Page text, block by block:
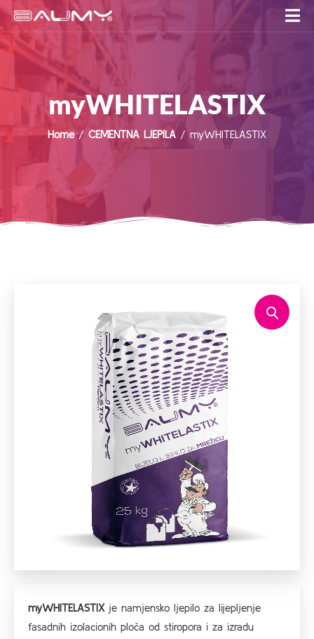
myWHITELASTIX
Home/ CEMENTNA LJEPILA / myWHITELASTIX
myWHITELASTIXje namjensko ljepilo za lijepljenje
fasadnih izolacionih ploča od stiropora i za izradu